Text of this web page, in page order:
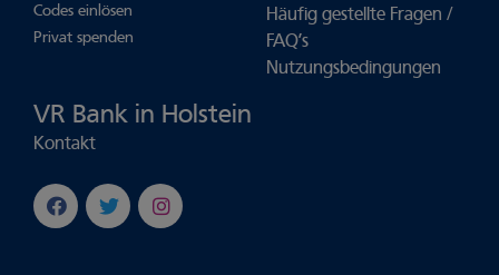
Codes einlösen
Privat spenden
Häufig gestellte Fragen /
FAQ’s
Nutzungsbedingungen
VR Bank in Holstein
Kontakt